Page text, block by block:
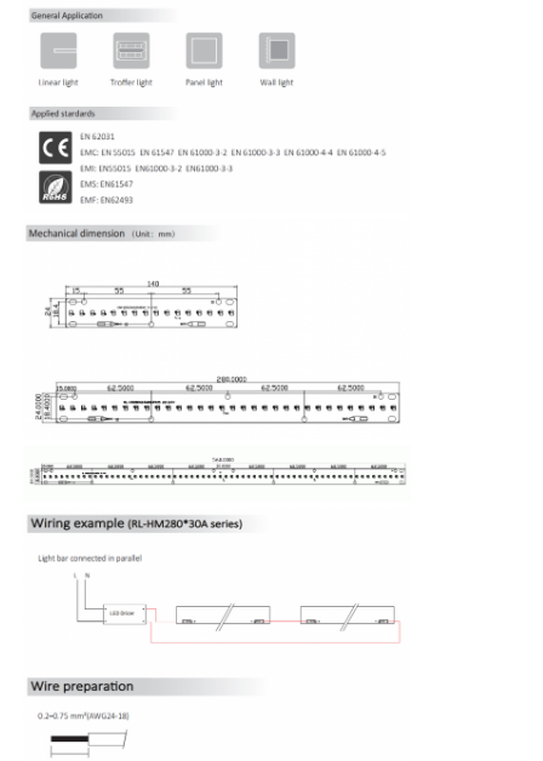
Casa
Chi siamo
Fatory Tour
Controllo di qualità
Contattaci
Tutti i casi